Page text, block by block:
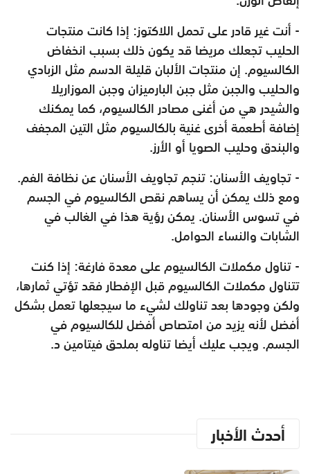
- أنت غير قادر على تحمل اللاكتوز: إذا كانت منتجات
الحليب تجعلك مريضا قد يكون ذلك بسبب انخفاض
الكالسيوم. إن منتجات الألبان قليلة الدسم مثل الزبادي
والحليب والجبن مثل جبن البارميزان وجبن الموزاريلا
والشيدر هي من أغنى مصادر الكالسيوم، كما يمكنك
إضافة أطعمة أخرى غنية بالكالسيوم مثل التين المجفف
والبندق وحليب الصويا أو الأرز.
- تجاويف الأسنان: تنجم تجاويف الأسنان عن نظافة الفم.
ومع ذلك يمكن أن يساهم نقص الكالسيوم في الجسم
في تسوس الأسنان. يمكن رؤية هذا في الغالب في
الشابات والنساء الحوامل.
- تناول مكملات الكالسيوم على معدة فارغة: إذا كنت
تتناول مكملات الكالسيوم قبل الإفطار فقد تؤتي ثمارها،
ولكن وجودها بعد تناولك لشيء ما سيجعلها تعمل بشكل
أفضل لأنه يزيد من امتصاص أفضل للكالسيوم في
الجسم. ويجب عليك أيضا تناوله بملحق فيتامين د.
أحدث الأخبار